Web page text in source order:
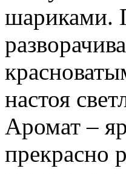
шариками.
настоя
Аромат –
прекрасно